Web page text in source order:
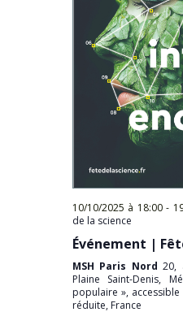
10/10/2025 à 18:00-
de la science
Événement |
MSH Paris Nord20,
Plaine Saint-Denis,
populaire »,
réduite, France